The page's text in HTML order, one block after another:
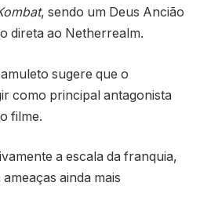
, sendo um Deus Ancião
direta ao Netherrealm.
sugere que o
como principal antagonista
filme.
a escala da franquia,
ainda mais